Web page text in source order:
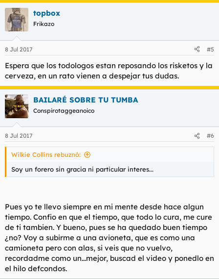
topbox
Frikazo
8 Jul 2017 #5
Espera que los todologos estan reposando los risketos y la
cerveza, en un rato vienen a despejar tus dudas.
BAILARÉ SOBRE TU TUMBA
Conspirotaggeanoico
8 Jul 2017 #6
Wilkie Collins rebuznó:
Soy un forero sin gracia ni particular interes...
Pues yo te llevo siempre en mi mente desde hace algun
tiempo. Confio en que el tiempo, que todo lo cura, me cure
de ti tambien. Y bueno, pues se ha quedado buen tiempo
¿no? Voy a subirme a una avioneta, que es como una
camioneta pero con alas, si veis que no vuelvo,
recordadme como un...mejor, buscad el video y ponedlo en
el hilo defcondos.